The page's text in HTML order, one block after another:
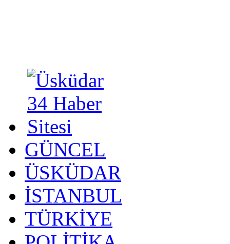
GÜNCEL
ÜSKÜDAR
İSTANBUL
TÜRKİYE